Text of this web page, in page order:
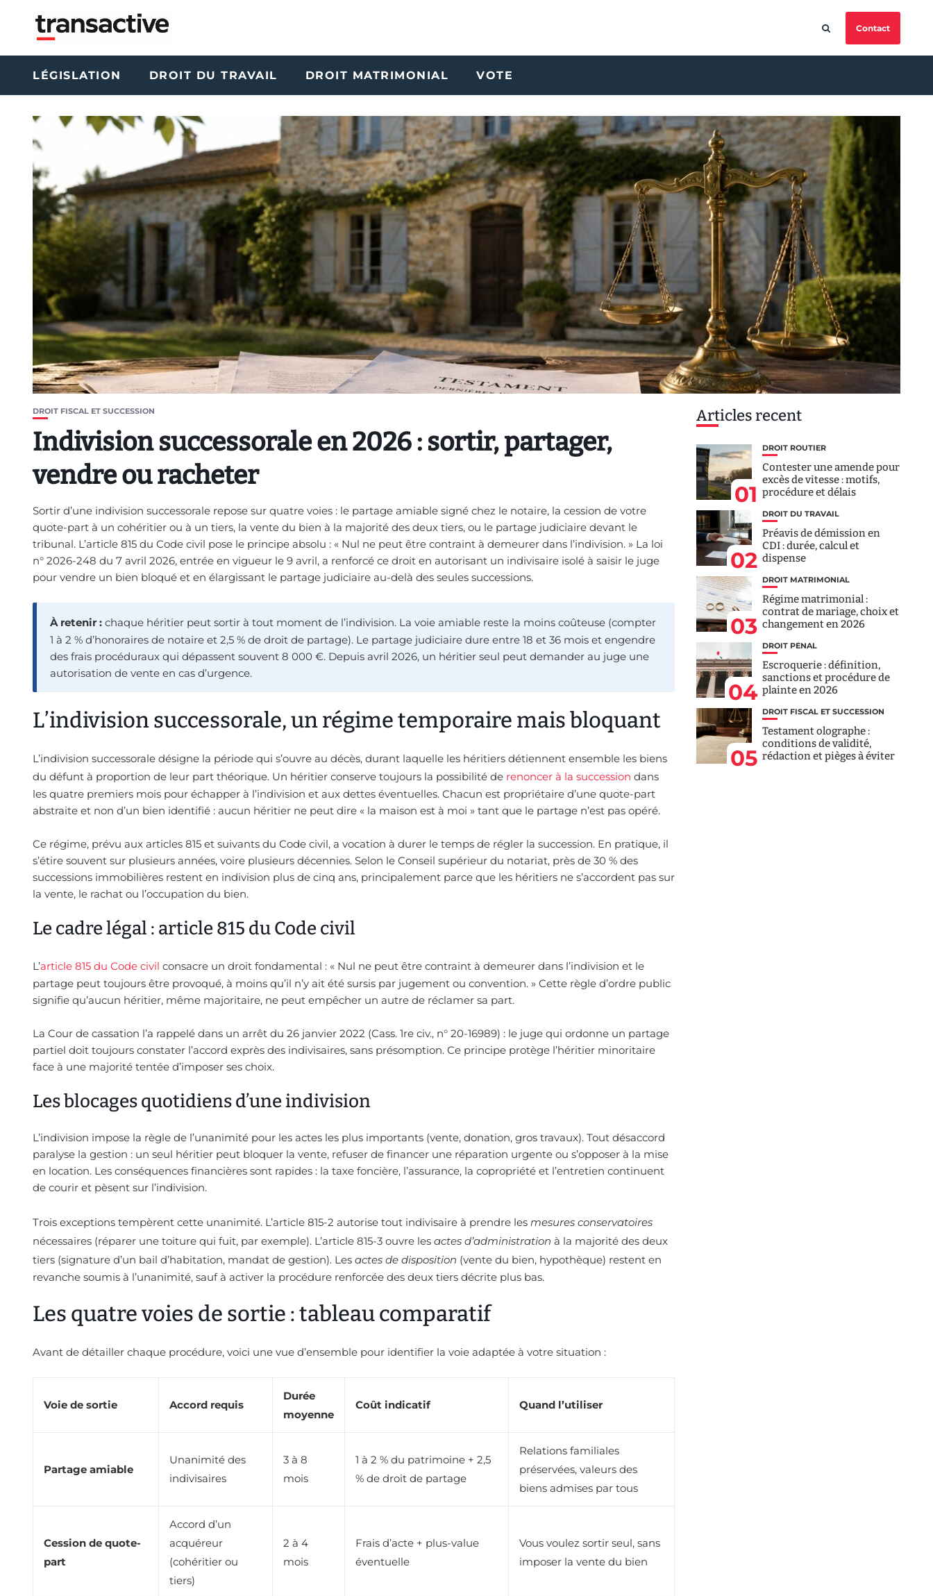
Contact
LÉGISLATION DROIT DU TRAVAIL DROIT MATRIMONIAL VOTE
DROIT FISCAL ET SUCCESSION
Indivision successorale en 2026 : sortir, partager,
vendre ou racheter
Sortir d’une indivision successorale repose sur quatre voies : le partage amiable signé chez le notaire, la cession de votre
quote-part à un cohéritier ou à un tiers, la vente du bien à la majorité des deux tiers, ou le partage judiciaire devant le
tribunal. L’article 815 du Code civil pose le principe absolu : « Nul ne peut être contraint à demeurer dans l’indivision. » La loi
n° 2026-248 du 7 avril 2026, entrée en vigueur le 9 avril, a renforcé ce droit en autorisant un indivisaire isolé à saisir le juge
pour vendre un bien bloqué et en élargissant le partage judiciaire au-delà des seules successions.
À retenir :chaque héritier peut sortir à tout moment de l’indivision. La voie amiable reste la moins coûteuse (compter
1 à 2 % d’honoraires de notaire et 2,5 % de droit de partage). Le partage judiciaire dure entre 18 et 36 mois et engendre
des frais procéduraux qui dépassent souvent 8 000 €. Depuis avril 2026, un héritier seul peut demander au juge une
autorisation de vente en cas d’urgence.
L’indivision successorale, un régime temporaire mais bloquant
L’indivision successorale désigne la période qui s’ouvre au décès, durant laquelle les héritiers détiennent ensemble les biens
du défunt à proportion de leur part théorique. Un héritier conserve toujours la possibilité de renoncer à la succession dans
les quatre premiers mois pour échapper à l’indivision et aux dettes éventuelles. Chacun est propriétaire d’une quote-part
abstraite et non d’un bien identifié : aucun héritier ne peut dire « la maison est à moi » tant que le partage n’est pas opéré.
Ce régime, prévu aux articles 815 et suivants du Code civil, a vocation à durer le temps de régler la succession. En pratique, il
s’étire souvent sur plusieurs années, voire plusieurs décennies. Selon le Conseil supérieur du notariat, près de 30 % des
successions immobilières restent en indivision plus de cinq ans, principalement parce que les héritiers ne s’accordent pas sur
la vente, le rachat ou l’occupation du bien.
Le cadre légal : article 815 du Code civil
L’article 815 du Code civil consacre un droit fondamental : « Nul ne peut être contraint à demeurer dans l’indivision et le
partage peut toujours être provoqué, à moins qu’il n’y ait été sursis par jugement ou convention. » Cette règle d’ordre public
signifie qu’aucun héritier, même majoritaire, ne peut empêcher un autre de réclamer sa part.
La Cour de cassation l’a rappelé dans un arrêt du 26 janvier 2022 (Cass. 1re civ., n° 20-16989) : le juge qui ordonne un partage
partiel doit toujours constater l’accord exprès des indivisaires, sans présomption. Ce principe protège l’héritier minoritaire
face à une majorité tentée d’imposer ses choix.
Les blocages quotidiens d’une indivision
L’indivision impose la règle de l’unanimité pour les actes les plus importants (vente, donation, gros travaux). Tout désaccord
paralyse la gestion : un seul héritier peut bloquer la vente, refuser de financer une réparation urgente ou s’opposer à la mise
en location. Les conséquences financières sont rapides : la taxe foncière, l’assurance, la copropriété et l’entretien continuent
de courir et pèsent sur l’indivision.
Trois exceptions tempèrent cette unanimité. L’article 815-2 autorise tout indivisaire à prendre les mesures conservatoires
nécessaires (réparer une toiture qui fuit, par exemple). L’article 815-3 ouvre les actes d’administration à la majorité des deux
tiers (signature d’un bail d’habitation, mandat de gestion). Les actes de disposition (vente du bien, hypothèque) restent en
revanche soumis à l’unanimité, sauf à activer la procédure renforcée des deux tiers décrite plus bas.
Les quatre voies de sortie : tableau comparatif
Avant de détailler chaque procédure, voici une vue d’ensemble pour identifier la voie adaptée à votre situation :
Voie de sortie Accord requis
Durée
moyenne
Coût indicatif Quand l’utiliser
Partage amiable
Unanimité des
indivisaires
3 à 8
mois
1 à 2 % du patrimoine + 2,5
% de droit de partage
Relations familiales
préservées, valeurs des
biens admises par tous
Cession de quote-
part
Accord d’un
acquéreur
(cohéritier ou
tiers)
2 à 4
mois
Frais d’acte + plus-value
éventuelle
Vous voulez sortir seul, sans
imposer la vente du bien
Articles recent
01
DROIT ROUTIER
Contester une amende pour
excès de vitesse : motifs,
procédure et délais
02
DROIT DU TRAVAIL
Préavis de démission en
CDI : durée, calcul et
dispense
03
DROIT MATRIMONIAL
Régime matrimonial :
contrat de mariage, choix et
changement en 2026
04
DROIT PÉNAL
Escroquerie : définition,
sanctions et procédure de
plainte en 2026
05
DROIT FISCAL ET SUCCESSION
Testament olographe :
conditions de validité,
rédaction et pièges à éviter